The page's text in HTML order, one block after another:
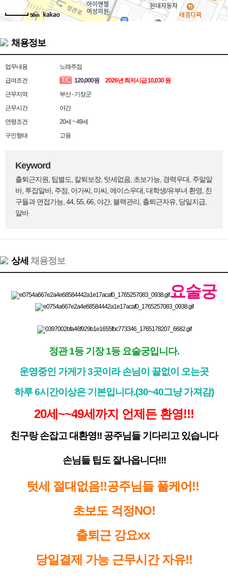
50m
채용정보
업무내용
노래주점
급여조건
T/C 120,000원
2026년 최저시급 10,030 원
근무지역
부산 - 기장군
근무시간
야간
연령조건
20세 ~ 49세
구인형태
고용
Keyword
출퇴근지원, 팁별도, 칼퇴보장, 텃세없음, 초보가능, 경력우대, 주말알
바, 투잡알바, 주점, 아가씨, 미씨, 에이스우대, 대학생/유부녀 환영, 친
구들과 면접가능, 44, 55, 66, 야간, 블랙관리, 출퇴근자유, 당일지급,
알바
상세 채용정보
요술궁
정관 1등 기장 1등 요술궁입니다.
운영중인 가게가 3곳이라 손님이 끝없이 오는곳
하루 6시간이상은 기본입니다.(30~40그냥 가져감)
20세~~49세까지 언제든 환영!!!
친구랑 손잡고 대환영!! 공주님들 기다리고 있습니다
손님들 팁도 잘나옵니다!!!
텃세 절대없음!!공주님들 풀케어!!
초보도 걱정NO!
출퇴근 강요xx
당일결제 가능 근무시간 자유!!